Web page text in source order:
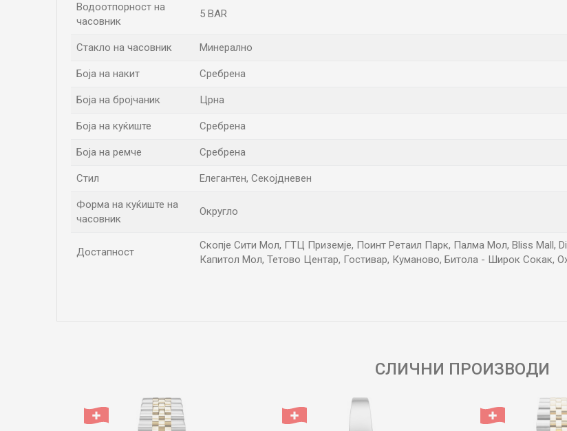
Водоотпорност на
часовник
5 BAR
Стакло на часовник Минерално
Боја на накит Сребрена
Боја на бројчаник Црна
Боја на куќиште Сребрена
Боја на ремче Сребрена
Стил Елегантен, Секојдневен
Форма на куќиште на
часовник
Округло
Достапност
Скопје Сити Мол, ГТЦ Приземје, Поинт Ретаил Парк, Палма Мол, Bliss Mall,
Капитол Мол, Тетово Центар, Гостивар, Куманово, Битола - Широк Сокак,
СЛИЧНИ ПРОИЗВОДИ